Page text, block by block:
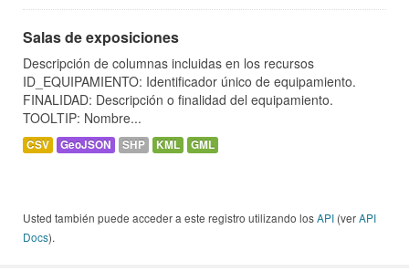
Salas de exposiciones
Descripción de columnas incluidas en los recursos
ID_EQUIPAMIENTO: Identificador único de equipamiento.
FINALIDAD: Descripción o finalidad del equipamiento.
TOOLTIP: Nombre...
CSV GeoJSON SHP KML GML
Usted también puede acceder a este registro utilizando losAPI (verAPI
Docs).